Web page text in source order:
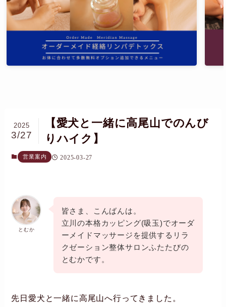
【愛犬と一緒に高尾山でのんび
りハイク】
2025
3/27
営業案内 2025-03-27
とむか
皆さま、こんばんは。
立川の本格カッピング(吸玉)でオーダ
ーメイドマッサージを提供するリラ
クゼーション整体サロンふたたびの
とむかです。
先日愛犬と一緒に高尾山へ行ってきました。